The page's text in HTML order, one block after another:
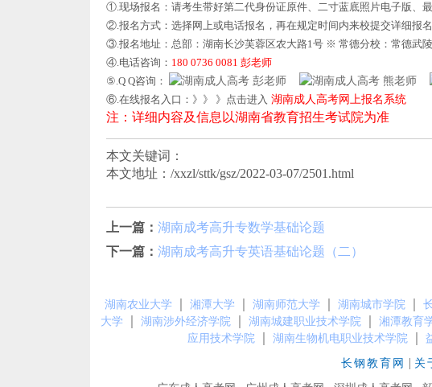
①.现场报名：请考生带好第二代身份证原件、二寸蓝底照片电子版、
②.报名方式：选择网上或电话报名，再在规定时间内来校提交详细报名
③.报名地址：总部：湖南长沙芙蓉区农大路1号 ※ 常德分校：常德武
④.电话咨询： 180 0736 0081 彭老师
⑤.Q Q咨询：
彭老师 熊老师
⑥.在线报名入口：》》 》点击进入 湖南成人高考网上报名系统
注：详细内容及信息以湖南省教育招生考试院为准
本文关键词：
本文地址：/xxzl/sttk/gsz/2022-03-07/2501.html
上一篇： 湖南成考高升专数学基础论题
下一篇： 湖南成考高升专英语基础论题（二）
湖南农业大学 湘潭大学 湖南师范大学 湖南城市学院
大学
湖南涉外经济学院 湖南城建职业技术学院 湘潭教育
应用技术学院
湖南生物机电职业技术学院
长钢教育网 | 关